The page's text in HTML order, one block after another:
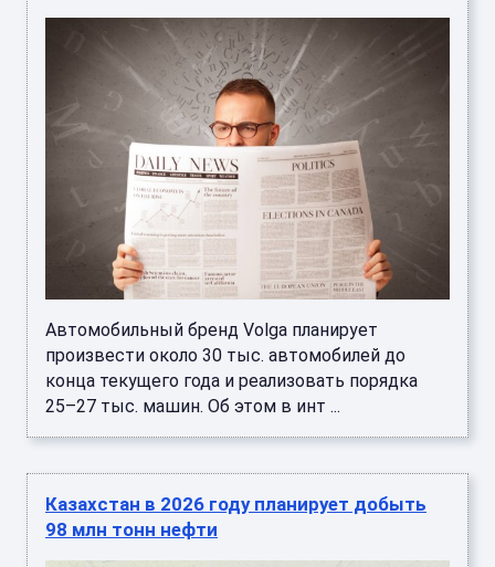
Автомобильный бренд Volga планирует
произвести около 30 тыс. автомобилей до
конца текущего года и реализовать порядка
25–27 тыс. машин. Об этом в инт ...
Казахстан в 2026 году планирует добыть
98 млн тонн нефти